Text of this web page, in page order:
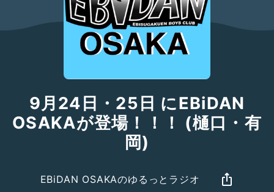
9月24日・25日 にEBiDAN
OSAKAが登場！！！ (樋口・有
岡)
EBiDAN OSAKAのゆるっとラジオ